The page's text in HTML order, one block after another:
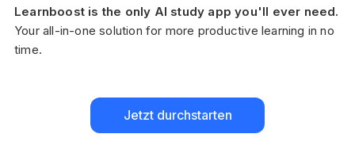
Learnboost is the only AI study app you'll ever need.
Your all-in-one solution for more productive learning in no
time.
Jetzt durchstarten